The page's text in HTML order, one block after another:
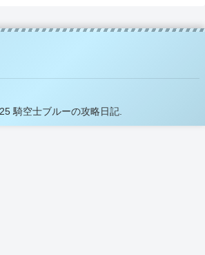
騎空士ブルーの攻略日記.